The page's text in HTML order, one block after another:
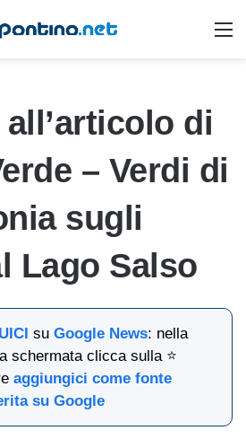
di
– Verdi di
sugli
Lago Salso
suGoogle News: nella
schermata clicca sulla ⭐
aggiungici come fonte
su Google